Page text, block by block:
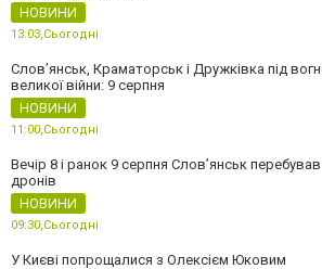
НОВИНИ
13:03,Сьогодні
Слов’янськ, Краматорськ і Дружківка під
великої війни: 9 серпня
НОВИНИ
11:00,Сьогодні
Вечір 8 і ранок 9 серпня Слов’янськ
дронів
НОВИНИ
09:30,Сьогодні
У Києві попрощалися з Олексієм Юковим